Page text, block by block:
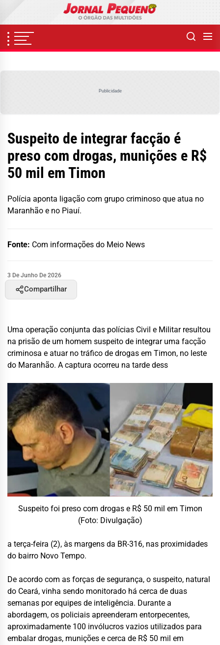
content
Publicidade
Suspeito de integrar facção é
preso com drogas, munições e R$
50 mil em Timon
Polícia aponta ligação com grupo criminoso que atua no
Maranhão e no Piauí.
Fonte: Com informações do Meio News
3 De Junho De 2026
Compartilhar
Uma operação conjunta das polícias Civil e Militar resultou
na prisão de um homem suspeito de integrar uma facção
criminosa e atuar no tráfico de drogas em Timon, no leste
do Maranhão. A captura ocorreu na tarde dess
Suspeito foi preso com drogas e R$ 50 mil em Timon
(Foto: Divulgação)
a terça-feira (2), às margens da BR-316, nas proximidades
do bairro Novo Tempo.
De acordo com as forças de segurança, o suspeito, natural
do Ceará, vinha sendo monitorado há cerca de duas
semanas por equipes de inteligência. Durante a
abordagem, os policiais apreenderam entorpecentes,
aproximadamente 100 invólucros vazios utilizados para
embalar drogas, munições e cerca de R$ 50 mil em